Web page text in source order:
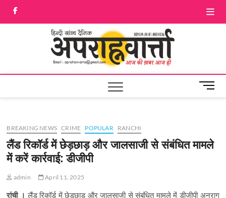
facebook
M
e
u
t
BREAKING NEWS CRIME POPULAR RANCHI
लैंड रिकॉर्ड में छेड़छाड़ और जालसाजी से संबंधित मामले
में करें कार्रवाई: डीजीपी
admin April 11, 2025
रांची । लैंड रिकॉर्ड में छेड़छाड़ और जालसाजी से संबंधित मामले में डीजीपी अनुराग